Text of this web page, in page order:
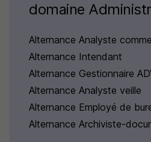
domaine
Alternance Analyste
Alternance Intendant
Alternance Gestionnaire
Alternance Analyste veille
Alternance Employé de
Alternance Archiviste-